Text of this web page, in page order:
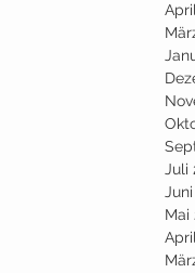
Juli
Mai